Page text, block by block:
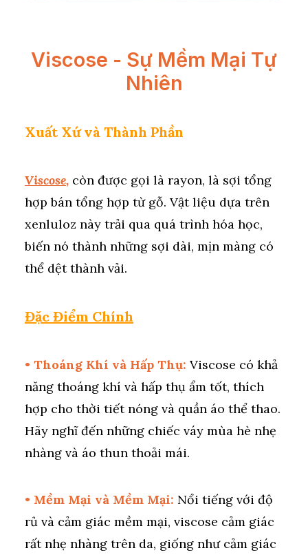
Viscose - Sự Mềm Mại Tự
Nhiên
Xuất Xứ và Thành Phần
Viscose, còn được gọi là rayon, là sợi tổng
hợp bán tổng hợp từ gỗ. Vật liệu dựa trên
xenluloz này trải qua quá trình hóa học,
biến nó thành những sợi dài, mịn màng có
thể dệt thành vải.
Đặc Điểm Chính
• Thoáng Khí và Hấp Thụ: Viscose có khả
năng thoáng khí và hấp thụ ẩm tốt, thích
hợp cho thời tiết nóng và quần áo thể thao.
Hãy nghĩ đến những chiếc váy mùa hè nhẹ
nhàng và áo thun thoải mái.
• Mềm Mại và Mềm Mại: Nổi tiếng với độ
rủ và cảm giác mềm mại, viscose cảm giác
rất nhẹ nhàng trên da, giống như cảm giác